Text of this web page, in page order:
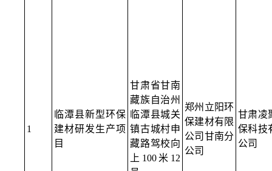
1
临潭县新型环保
建材研发生产项
目
甘肃省甘南
藏族自治州
临潭县城关
镇古城村申
藏路驾校向
上100米12
郑州立阳环
保建材有限
公司甘南分
公司
甘肃凌
保科技
公司